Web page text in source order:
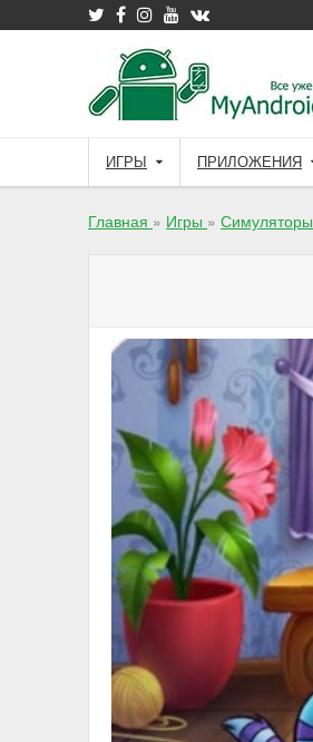
to
ИГРЫ ПРИЛОЖЕНИЯ
Главная » Игры » Симуляторы